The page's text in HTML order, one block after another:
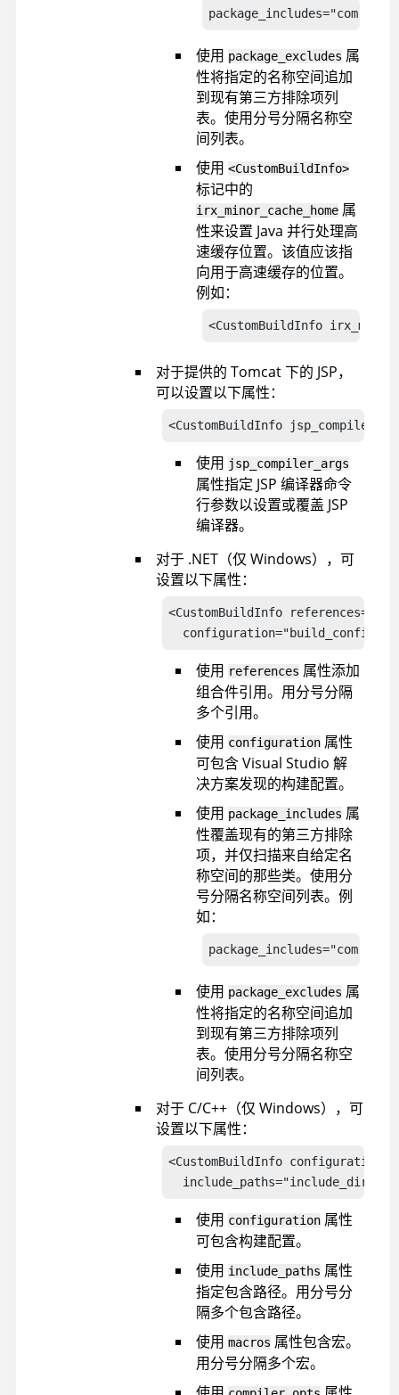
使用 package_excludes 属
性将指定的名称空间追加
到现有第三方排除项列
表。使用分号分隔名称空
间列表。
使用 <CustomBuildInfo>
标记中的
irx_minor_cache_home 属
性来设置 Java 并行处理高
速缓存位置。该值应该指
向用于高速缓存的位置。
例如：
<CustomBuildInfo
对于提供的 Tomcat 下的 JSP，
可以设置以下属性：
<CustomBuildInfo
使用 jsp_compiler_args
属性指定 JSP 编译器命令
行参数以设置或覆盖 JSP
编译器。
对于 .NET（仅 Windows），可
设置以下属性：
<CustomBuildInfo
使用 references 属性添加
组合件引用。用分号分隔
多个引用。
使用 configuration 属性
可包含 Visual Studio 解
决方案发现的构建配置。
使用 package_includes 属
性覆盖现有的第三方排除
项，并仅扫描来自给定名
称空间的那些类。使用分
号分隔名称空间列表。例
如：
使用 package_excludes 属
性将指定的名称空间追加
到现有第三方排除项列
表。使用分号分隔名称空
间列表。
对于 C/C++（仅 Windows），可
设置以下属性：
<CustomBuildInfo
使用 configuration 属性
可包含构建配置。
使用 include_paths 属性
指定包含路径。用分号分
隔多个包含路径。
使用 macros 属性包含宏。
用分号分隔多个宏。